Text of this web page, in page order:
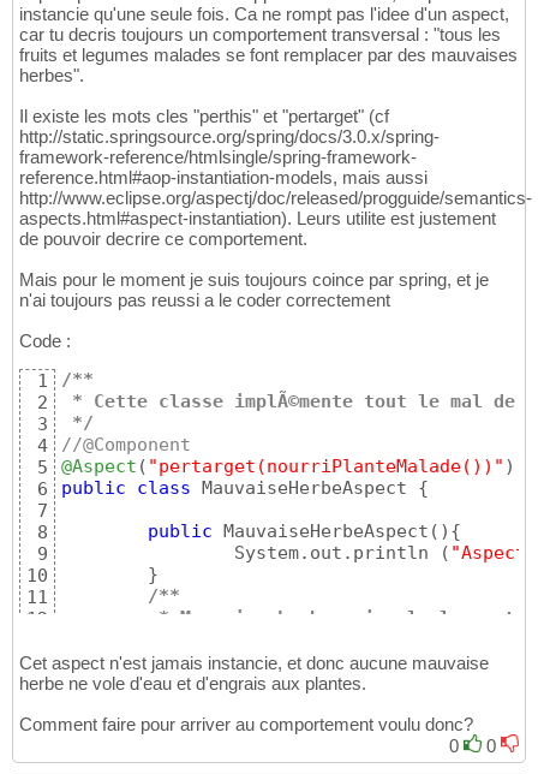
instancie qu'une seule fois. Ca ne rompt pas l'idee d'un aspect,
car tu decris toujours un comportement transversal : "tous les
fruits et legumes malades se font remplacer par des mauvaises
herbes".
Il existe les mots cles "perthis" et "pertarget" (cf
http://static.springsource.org/spring/docs/3.0.x/spring-
framework-reference/htmlsingle/spring-framework-
reference.html#aop-instantiation-models, mais aussi
http://www.eclipse.org/aspectj/doc/released/progguide/semantics-
aspects.html#aspect-instantiation). Leurs utilite est justement
de pouvoir decrire ce comportement.
Mais pour le moment je suis toujours coince par spring, et je
n'ai toujours pas reussi a le coder correctement
Code :
1
2
3
4
5
6
7
8
9
10
11
12
14
15
17
/**
* Cette classe implÃ©mente tout le mal de
*/
//@Component
@Aspect ( "pertarget(nourriPlanteMalade())" )
public
class MauvaiseHerbeAspect {
public MauvaiseHerbeAspect ( ) {
		System.out.println
( "Aspect
}
/**
* Mauvaise herbe qui vole les
@Resource
	IPlante mauvaiseHerbe;
@Pointcut( "execution(* nourri*(..))
nourriPlanteMalade( ) {}
Cet aspect n'est jamais instancie, et donc aucune mauvaise
herbe ne vole d'eau et d'engrais aux plantes.
Comment faire pour arriver au comportement voulu donc?
0
0